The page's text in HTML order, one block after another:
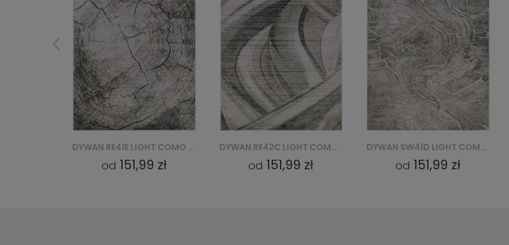
DYWAN RE42C LIGHT COMO YAT - BEŻOWY
od 151,99 zł
DYWAN SW41D LIGHT COMO YAT - BEŻOWY
od 151,99 zł
DYWAN UA01A LIGHT COMO YAT - ZIELONY
od 151,99 zł